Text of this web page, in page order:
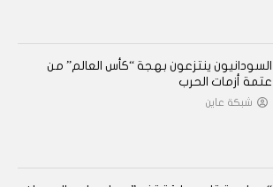
السودانيون ينتزعون بهجة “كأس العالم” من
عتمة أزمات الحرب
شبكة عاين